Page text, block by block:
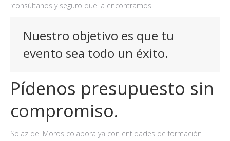
¡consúltanos y seguro que la encontramos!
Nuestro objetivo es que tu
evento sea todo un éxito.
Pídenos presupuesto sin
compromiso.
Solaz del Moros colabora ya con entidades de formación